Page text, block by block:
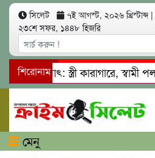
সিলেট ৭ই আগস্ট, ২০২৬ খ্রিস্টাব্দ |
২৩শে সফর, ১৪৪৮ হিজরি
শিরোনামস্ত্রী কারাগারে, স্বামী
মারধর
নগরীতে কোটি
মেনু